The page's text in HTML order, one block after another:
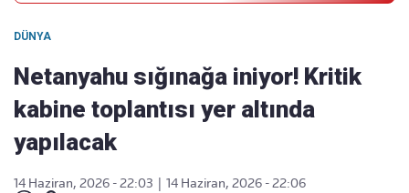
DÜNYA
Netanyahu sığınağa iniyor! Kritik
kabine toplantısı yer altında
yapılacak
14 Haziran, 2026 - 22:03
14 Haziran, 2026 - 22:06